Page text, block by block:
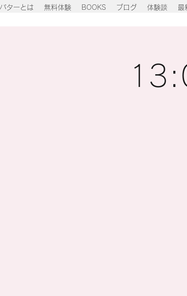
ターとは 無料体験 BOOKS ブログ 体験談 最